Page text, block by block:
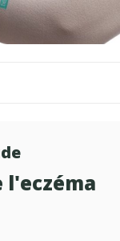
l'eczéma